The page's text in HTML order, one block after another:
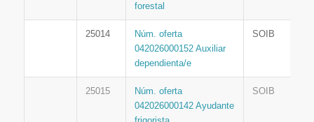
forestal
25014
Núm. oferta
042026000152 Auxiliar
dependienta/e
SOIB
25015
Núm. oferta
042026000142 Ayudante
SOIB